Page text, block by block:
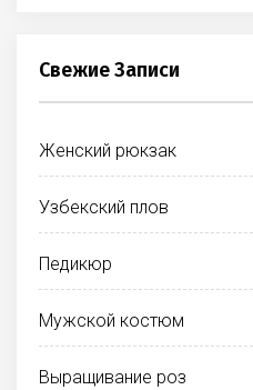
Свежие Записи
Женский рюкзак
Узбекский плов
Педикюр
Мужской костюм
Выращивание роз